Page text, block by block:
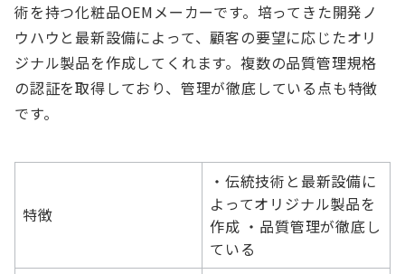
術を持つ化粧品OEMメーカーです。培ってきた開発ノ
ウハウと最新設備によって、顧客の要望に応じたオリ
ジナル製品を作成してくれます。複数の品質管理規格
の認証を取得しており、管理が徹底している点も特徴
です。
特徴
・伝統技術と最新設備に
よってオリジナル製品を
作成 ・品質管理が徹底し
ている